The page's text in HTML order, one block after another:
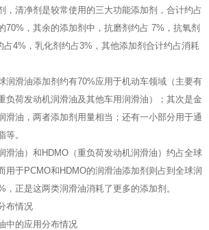
，清净剂是较常使用的三大功能添加剂，合计约占
70%，其余的添加剂中，抗磨剂约占 7%，抗氧剂
4%，乳化剂约占3%，其他添加剂合计约占消耗
润滑油添加剂约有70%应用于机动车领域（主要有
负荷发动机润滑油及其他车用润滑油）；其次是金
滑油，两者添加剂用量相当；还有一小部分用于通
等。
滑油）和HDMO（重负荷发动机润滑油）约占全球
用于PCMO和HDMO的润滑油添加剂则占到全球润
，正是这两类润滑油消耗了更多的添加剂。
布情况
中的应用分布情况